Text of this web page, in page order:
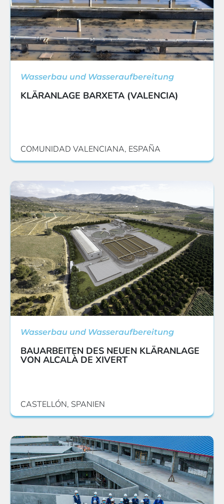
Wasserbau und Wasseraufbereitung
KLÄRANLAGE BARXETA (VALENCIA)
COMUNIDAD VALENCIANA, ESPAÑA
Wasserbau und Wasseraufbereitung
BAUARBEITEN DES NEUEN KLÄRANLAGE
VON ALCALÀ DE XIVERT
CASTELLÓN, SPANIEN